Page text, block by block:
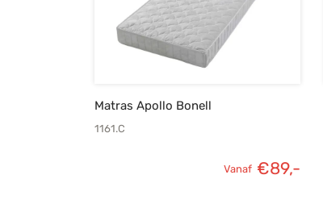
Matras Apollo Bonell
1161.C
Vanaf €89,-